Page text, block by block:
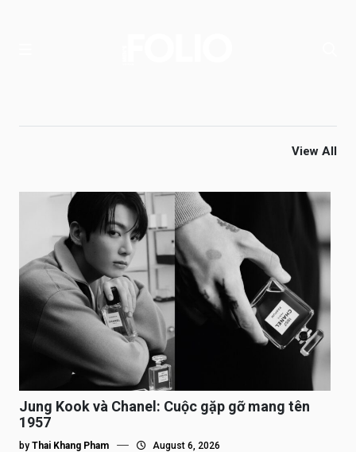
View All
Jung Kook và Chanel: Cuộc gặp gỡ mang tên
1957
by Thai Khang Pham August 6, 2026